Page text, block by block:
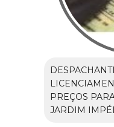
PREÇOS
JARDIM